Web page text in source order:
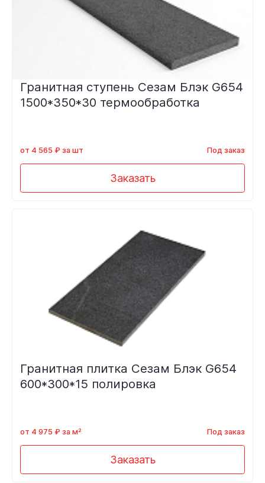
Гранитная ступень Сезам Блэк G654
1500*350*30 термообработка
от 4 565 ₽ за шт Под заказ
Заказать
Гранитная плитка Сезам Блэк G654
600*300*15 полировка
от 4 975 ₽ за м² Под заказ
Заказать